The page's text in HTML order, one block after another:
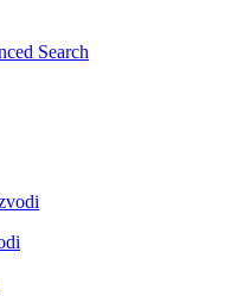
Search